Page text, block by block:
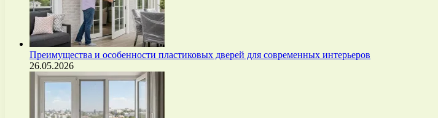
Преимущества и особенности пластиковых дверей для современных интерьеров
26.05.2026